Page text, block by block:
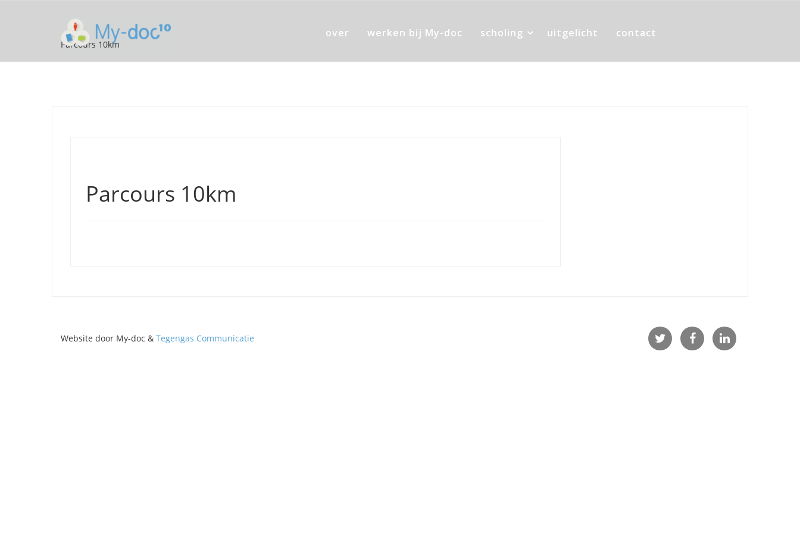
over werken bij My-doc scholing uitgelicht contact
Parcours 10km
Parcours 10km
Website door My-doc & Tegengas Communicatie